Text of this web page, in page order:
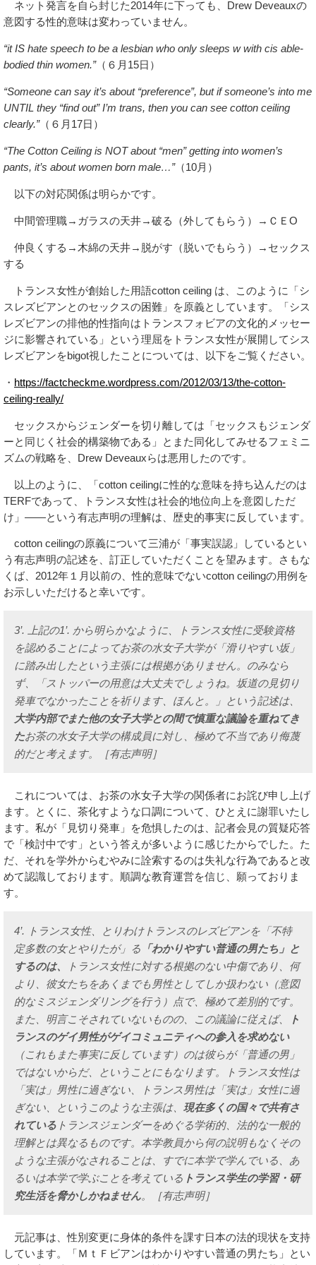
ネット発言を自ら封じた2014年に下っても、Drew Deveauxの
意図する性的意味は変わっていません。
“it IS hate speech to be a lesbian who only sleeps w with cis able-
bodied thin women.”（６月15日）
“Someone can say it’s about “preference”, but if someone’s into me
UNTIL they “find out” I’m trans, then you can see cotton ceiling
clearly.”（６月17日）
“The Cotton Ceiling is NOT about “men” getting into women’s
pants, it’s about women born male…”（10月）
以下の対応関係は明らかです。
中間管理職→ガラスの天井→破る（外してもらう）→ＣＥО
仲良くする→木綿の天井→脱がす（脱いでもらう）→セックス
する
トランス女性が創始した用語cotton ceiling は、このように「シ
スレズビアンとのセックスの困難」を原義としています。「シス
レズビアンの排他的性指向はトランスフォビアの文化的メッセー
ジに影響されている」という理屈をトランス女性が展開してシス
レズビアンをbigot視したことについては、以下をご覧ください。
・ https://factcheckme.wordpress.com/2012/03/13/the-cotton-
ceiling-really/
セックスからジェンダーを切り離しては「セックスもジェンダ
ーと同じく社会的構築物である」とまた同化してみせるフェミニ
ズムの戦略を、Drew Deveauxらは悪用したのです。
以上のように、「cotton ceilingに性的な意味を持ち込んだのは
TERFであって、トランス女性は社会的地位向上を意図しただ
け」――という有志声明の理解は、歴史的事実に反しています。
cotton ceilingの原義について三浦が「事実誤認」しているとい
う有志声明の記述を、訂正していただくことを望みます。さもな
くば、2012年１月以前の、性的意味でないcotton ceilingの用例を
お示しいただけると幸いです。
3’. 上記の1’. から明らかなように、トランス女性に受験資格
を認めることによってお茶の水女子大学が「滑りやすい坂」
に踏み出したという主張には根拠がありません。のみなら
ず、「ストッパーの用意は大丈夫でしょうね。坂道の見切り
発車でなかったことを祈ります、ほんと。」という記述は、
大学内部でまた他の女子大学との間で慎重な議論を重ねてき
たお茶の水女子大学の構成員に対し、極めて不当であり侮蔑
的だと考えます。［有志声明］
これについては、お茶の水女子大学の関係者にお詫び申し上げ
ます。とくに、茶化すような口調について、ひとえに謝罪いたし
ます。私が「見切り発車」を危惧したのは、記者会見の質疑応答
で「検討中です」という答えが多いように感じたからでした。た
だ、それを学外からむやみに詮索するのは失礼な行為であると改
めて認識しております。順調な教育運営を信じ、願っておりま
す。
4’. トランス女性、とりわけトランスのレズビアンを「不特
定多数の女とやりたが」る 「わかりやすい普通の男たち」と
するのは、
トランス女性に対する根拠のない中傷であり、何
より、彼女たちをあくまでも男性としてしか扱わない（意図
的なミスジェンダリングを行う）点で、極めて差別的です。
また、明言こそされていないものの、この議論に従えば、
ト
ランスのゲイ男性がゲイコミュニティへの参入を求めない
（これもまた事実に反しています）のは彼らが「普通の男」
ではないからだ、ということにもなります。トランス女性は
「実は」男性に過ぎない、トランス男性は「実は」女性に過
ぎない、というこのような主張は、 現在多くの国々で共有さ
れている トランスジェンダーをめぐる学術的、法的な一般的
理解とは異なるものです。本学教員から何の説明もなくその
ような主張がなされることは、すでに本学で学んでいる、あ
るいは本学で学ぶことを考えている トランス学生の学習・研
究生活を脅かしかねません。［有志声明］
元記事は、性別変更に身体的条件を課す日本の法的現状を支持
しています。「ＭｔＦビアンはわかりやすい普通の男たち」とい